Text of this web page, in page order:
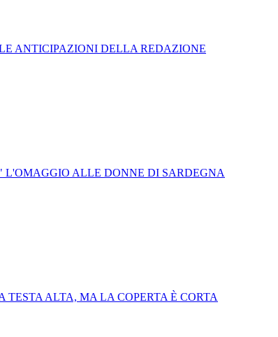
ANTICIPAZIONI DELLA REDAZIONE
L'OMAGGIO ALLE DONNE DI SARDEGNA
ALTA, MA LA COPERTA È CORTA